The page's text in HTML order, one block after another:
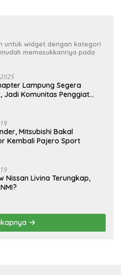
untuk widget dengan kategori
memasukkannya pada
Lampung Segera
Jadi Komunitas Penggiat
Mitsubishi Bakal
Kembali Pajero Sport
Nissan Livina Terungkap,